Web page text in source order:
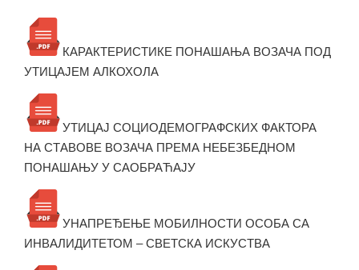
КАРАКТЕРИСТИКЕ ПОНАШАЊА ВОЗАЧА ПОД
УТИЦАЈЕМ АЛКОХОЛА
УТИЦАЈ СОЦИОДЕМОГРАФСКИХ ФАКТОРА
НА СТАВОВЕ ВОЗАЧА ПРЕМА НЕБЕЗБЕДНОМ
ПОНАШАЊУ У САОБРАЋАЈУ
УНАПРЕЂЕЊЕ МОБИЛНОСТИ ОСОБА СА
ИНВАЛИДИТЕТОМ – СВЕТСКА ИСКУСТВА